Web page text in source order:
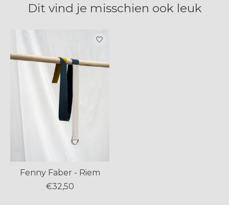
Dit vind je misschien ook leuk
Items van productcarrousel
Fenny Faber - Riem
€32,50